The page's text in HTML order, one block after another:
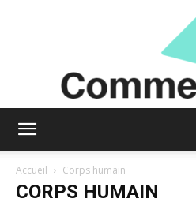
Accueil Corps humain
CORPS HUMAIN